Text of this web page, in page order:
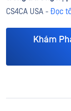
CS4CA USA - Đọc
Khám